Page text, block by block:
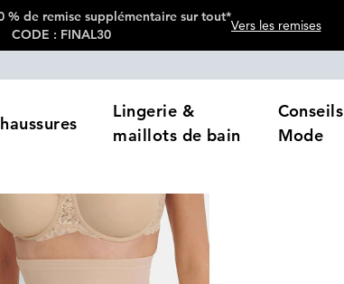
% de remise supplémentaire sur tout*
CODE : FINAL30
Vers les remises
Lingerie &
maillots de bain
Conseils
Mode
Culottes gainantes
Produits